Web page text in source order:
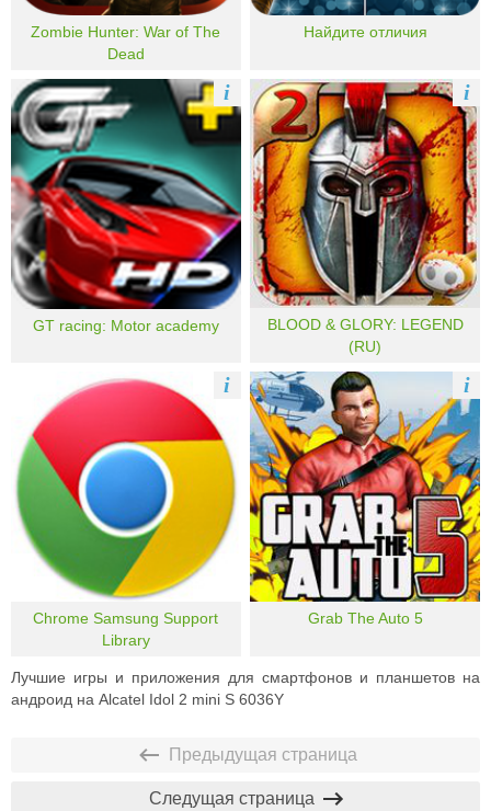
Zombie Hunter: War of The
Dead
Найдите отличия
GT racing: Motor academy
i
BLOOD & GLORY: LEGEND
(RU)
i
Chrome Samsung Support
Library
i
Grab The Auto 5
i
Лучшие игры и приложения для смартфонов и планшетов на
андроид на Alcatel Idol 2 mini S 6036Y
Предыдущая страница
Следущая страница